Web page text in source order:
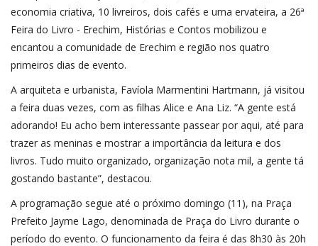
economia criativa, 10 livreiros, dois cafés e uma ervateira, a 26ª
Feira do Livro - Erechim, Histórias e Contos mobilizou e
encantou a comunidade de Erechim e região nos quatro
primeiros dias de evento.
A arquiteta e urbanista, Favíola Marmentini Hartmann, já visitou
a feira duas vezes, com as filhas Alice e Ana Liz. “A gente está
adorando! Eu acho bem interessante passear por aqui, até para
trazer as meninas e mostrar a importância da leitura e dos
livros. Tudo muito organizado, organização nota mil, a gente tá
gostando bastante”, destacou.
A programação segue até o próximo domingo (11), na Praça
Prefeito Jayme Lago, denominada de Praça do Livro durante o
período do evento. O funcionamento da feira é das 8h30 às 20h